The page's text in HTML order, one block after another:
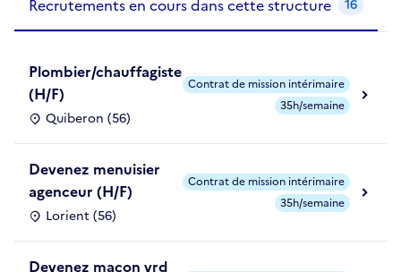
Recrutements en cours dans cette structure 16
Plombier/chauffagiste
(H/F)
Quiberon (56)
Contrat de mission intérimaire
35h/semaine
Devenez menuisier
agenceur (H/F)
Lorient (56)
Contrat de mission intérimaire
35h/semaine
Devenez maçon vrd